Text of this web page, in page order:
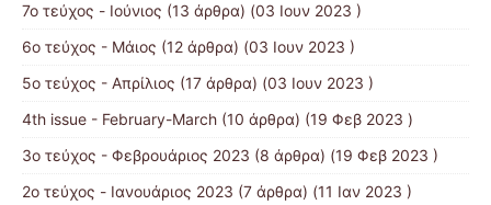
7ο τεύχος - Ιούνιος (13 άρθρα) (03 Ιουν 2023 )
6ο τεύχος - Μάιος (12 άρθρα) (03 Ιουν 2023 )
5ο τεύχος - Απρίλιος (17 άρθρα) (03 Ιουν 2023 )
4th issue - February-March (10 άρθρα) (19 Φεβ 2023 )
3ο τεύχος - Φεβρουάριος 2023 (8 άρθρα) (19 Φεβ 2023 )
2ο τεύχος - Ιανουάριος 2023 (7 άρθρα) (11 Ιαν 2023 )